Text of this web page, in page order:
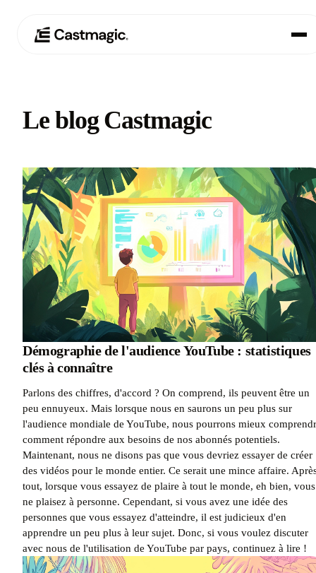
Cas d'utilisation
03 Tarification
04 À propos de nous
Le blog Castmagic
Démographie de l'audience YouTube : statistiques
clés à connaître
Parlons des chiffres, d'accord ? On comprend, ils peuvent être un
peu ennuyeux. Mais lorsque nous en saurons un peu plus sur
l'audience mondiale de YouTube, nous pourrons mieux
comment répondre aux besoins de nos abonnés potentiels.
Maintenant, nous ne disons pas que vous devriez essayer de créer
des vidéos pour le monde entier. Ce serait une mince affaire.
tout, lorsque vous essayez de plaire à tout le monde, eh bien, vous
ne plaisez à personne. Cependant, si vous avez une idée des
personnes que vous essayez d'atteindre, il est judicieux d'en
apprendre un peu plus à leur sujet. Donc, si vous voulez discuter
avec nous de l'utilisation de YouTube par pays, continuez à lire !